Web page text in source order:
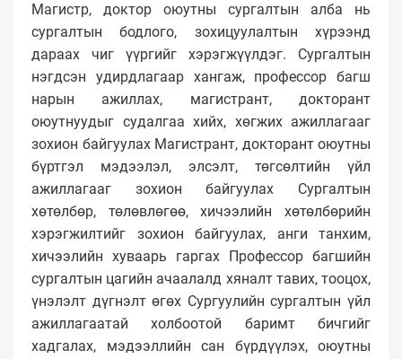
Магистр, доктор оюутны сургалтын алба нь
сургалтын бодлого, зохицуулалтын хүрээнд
дараах чиг үүргийг хэрэгжүүлдэг. Сургалтын
нэгдсэн удирдлагаар хангаж, профессор багш
нарын ажиллах, магистрант, докторант
оюутнуудыг судалгаа хийх, хөгжих ажиллагааг
зохион байгуулах Магистрант, докторант оюутны
бүртгэл мэдээлэл, элсэлт, төгсөлтийн үйл
ажиллагааг зохион байгуулах Сургалтын
хөтөлбөр, төлөвлөгөө, хичээлийн хөтөлбөрийн
хэрэгжилтийг зохион байгуулах, анги танхим,
хичээлийн хуваарь гаргах Профессор багшийн
сургалтын цагийн ачаалалд хяналт тавих, тооцох,
үнэлэлт дүгнэлт өгөх Сургуулийн сургалтын үйл
ажиллагаатай холбоотой баримт бичгийг
хадгалах, мэдээллийн сан бүрдүүлэх, оюутны